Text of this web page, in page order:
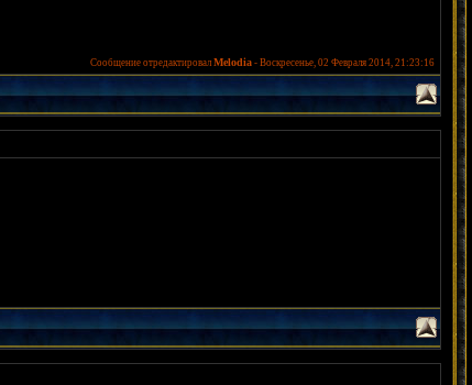
Сообщение отредактировал Melodia - Воскресенье, 02 Февраля 2014, 21:23:16